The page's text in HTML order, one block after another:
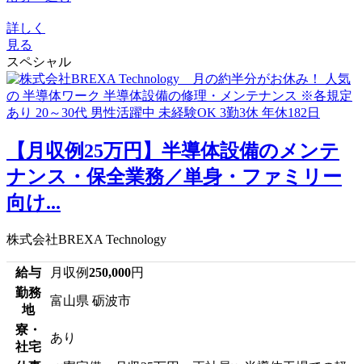
詳しく
見る
スペシャル
【月収例25万円】半導体設備のメンテ
ナンス・保全業務／単身・ファミリー
向け...
株式会社BREXA Technology
給与 月収例250,000円
勤務
地
富山県 砺波市
寮・
社宅
あり